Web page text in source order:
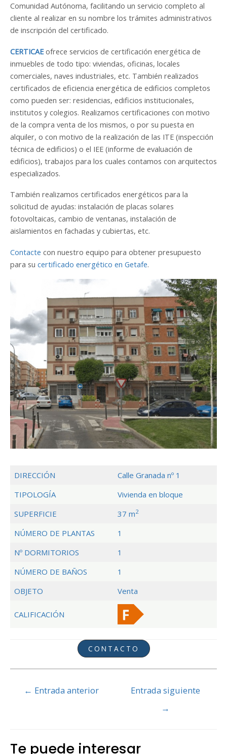
Comunidad Autónoma, facilitando un servicio completo al
cliente al realizar en su nombre los trámites administrativos
de inscripción del certificado.
CERTICAEofrece servicios de certificación energética de
inmuebles de todo tipo: viviendas, oficinas, locales
comerciales, naves industriales, etc. También realizados
certificados de eficiencia energética de edificios completos
como pueden ser: residencias, edificios institucionales,
institutos y colegios. Realizamos certificaciones con motivo
de la compra venta de los mismos, o por su puesta en
alquiler, o con motivo de la realización de las ITE (inspección
técnica de edificios) o el IEE (informe de evaluación de
edificios), trabajos para los cuales contamos con arquitectos
especializados.
También realizamos certificados energéticos para la
solicitud de ayudas: instalación de placas solares
fotovoltaicas, cambio de ventanas, instalación de
aislamientos en fachadas y cubiertas, etc.
Contacte con nuestro equipo para obtener presupuesto
para su certificado energético en Getafe.
DIRECCIÓN
Calle Granada nº 1
TIPOLOGÍA
Vivienda en bloque
SUPERFICIE
37 m2
NÚMERO DE PLANTAS
1
Nº DORMITORIOS
1
NÚMERO DE BAÑOS
1
OBJETO
Venta
CALIFICACIÓN
CONTACTO
Navegación
← Entrada anterior
Entrada siguiente
→
Te puede interesar